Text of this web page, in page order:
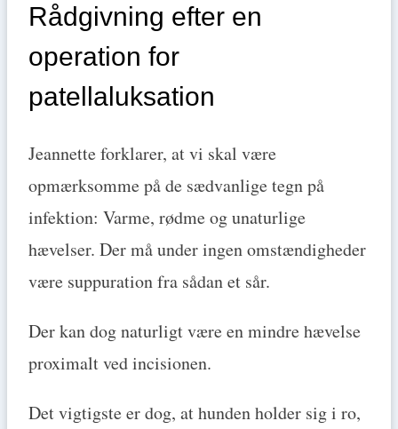
Rådgivning efter en
operation for
patellaluksation
Jeannette forklarer, at vi skal være
opmærksomme på de sædvanlige tegn på
infektion: Varme, rødme og unaturlige
hævelser. Der må under ingen omstændigheder
være suppuration fra sådan et sår.
Der kan dog naturligt være en mindre hævelse
proximalt ved incisionen.
Det vigtigste er dog, at hunden holder sig i ro,